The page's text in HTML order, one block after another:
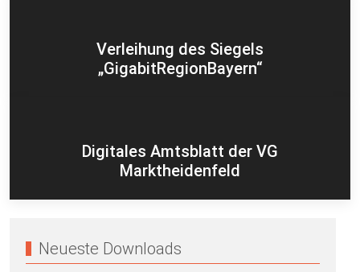
Verleihung des Siegels
„GigabitRegionBayern“
Digitales Amtsblatt der VG
Marktheidenfeld
Neueste Downloads